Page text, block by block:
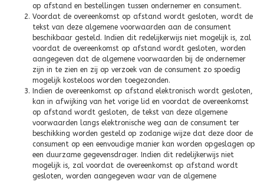
op afstand en bestellingen tussen ondernemer en consument.
Voordat de overeenkomst op afstand wordt gesloten, wordt de
tekst van deze algemene voorwaarden aan de consument
beschikbaar gesteld. Indien dit redelijkerwijs niet mogelijk is, zal
voordat de overeenkomst op afstand wordt gesloten, worden
aangegeven dat de algemene voorwaarden bij de ondernemer
zijn in te zien en zij op verzoek van de consument zo spoedig
mogelijk kosteloos worden toegezonden.
Indien de overeenkomst op afstand elektronisch wordt gesloten,
kan in afwijking van het vorige lid en voordat de overeenkomst
op afstand wordt gesloten, de tekst van deze algemene
voorwaarden langs elektronische weg aan de consument ter
beschikking worden gesteld op zodanige wijze dat deze door de
consument op een eenvoudige manier kan worden opgeslagen op
een duurzame gegevensdrager. Indien dit redelijkerwijs niet
mogelijk is, zal voordat de overeenkomst op afstand wordt
gesloten, worden aangegeven waar van de algemene